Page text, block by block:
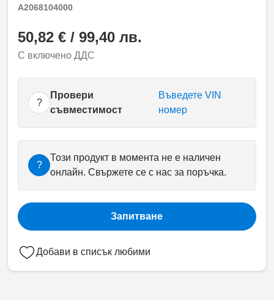
A2068104000
50,82 € / 99,40 лв.
С включено ДДС
?
Провери
съвместимост
Въведете VIN
номер
?
Този продукт в момента не е наличен
онлайн. Свържете се с нас за поръчка.
Запитване
Добави в списък любими